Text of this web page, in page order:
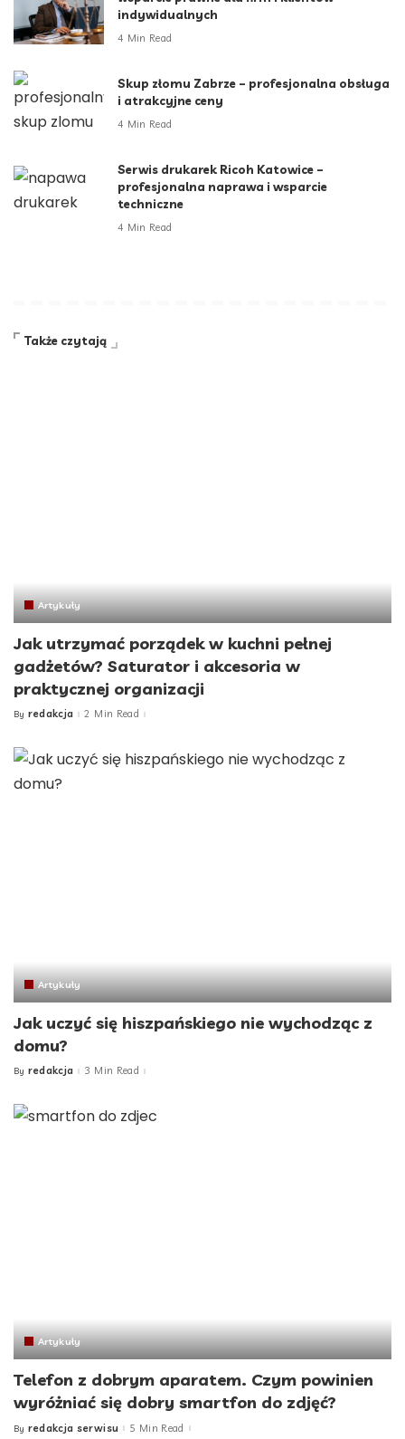
indywidualnych
4 Min Read
Skup złomu Zabrze – profesjonalna obsługa
i atrakcyjne ceny
4 Min Read
Serwis drukarek Ricoh Katowice –
profesjonalna naprawa i wsparcie
techniczne
4 Min Read
Także czytają
Artykuły
Jak utrzymać porządek w kuchni pełnej
gadżetów? Saturator i akcesoria w
praktycznej organizacji
Posted
By redakcja 2 Min Read
Artykuły
Jak uczyć się hiszpańskiego nie wychodząc z
domu?
Posted
By redakcja 3 Min Read
Artykuły
Telefon z dobrym aparatem. Czym powinien
wyróżniać się dobry smartfon do zdjęć?
Posted
By redakcja serwisu 5 Min Read